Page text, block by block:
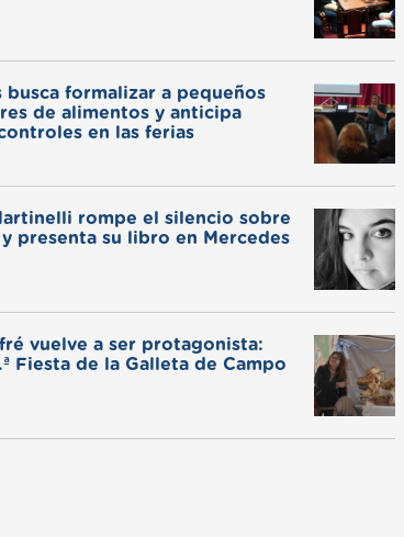
busca formalizar a pequeños
de alimentos y anticipa
en las ferias
rompe el silencio sobre
presenta su libro en Mercedes
vuelve a ser protagonista:
Fiesta de la Galleta de Campo